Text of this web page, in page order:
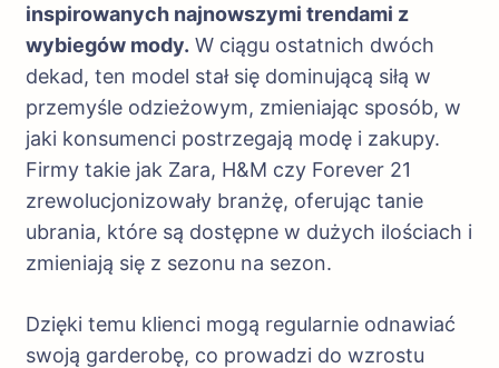
inspirowanych najnowszymi trendami z
wybiegów mody. W ciągu ostatnich dwóch
dekad, ten model stał się dominującą siłą w
przemyśle odzieżowym, zmieniając sposób, w
jaki konsumenci postrzegają modę i zakupy.
Firmy takie jak Zara, H&M czy Forever 21
zrewolucjonizowały branżę, oferując tanie
ubrania, które są dostępne w dużych ilościach i
zmieniają się z sezonu na sezon.
Dzięki temu klienci mogą regularnie odnawiać
swoją garderobę, co prowadzi do wzrostu